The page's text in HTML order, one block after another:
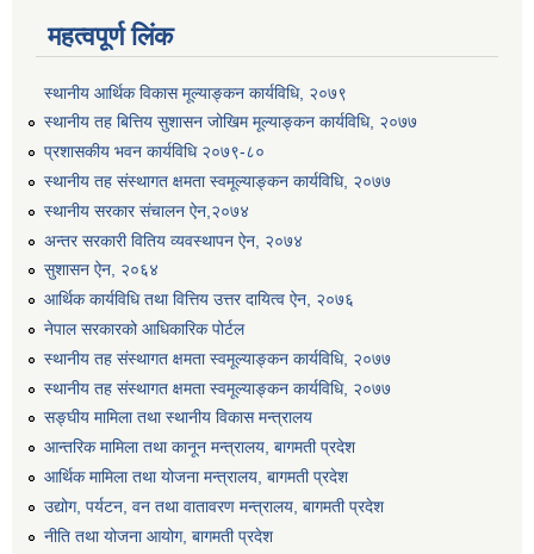
महत्वपूर्ण लिंक
स्थानीय आर्थिक विकास मूल्याङ्कन कार्यविधि, २०७९
स्थानीय तह बित्तिय सुशासन जोखिम मूल्याङ्कन कार्यविधि, २०७७
प्रशासकीय भवन कार्यविधि २०७९-८०
स्थानीय तह संस्थागत क्षमता स्वमूल्याङ्कन कार्यविधि, २०७७
स्थानीय सरकार संचालन ऐन,२०७४
अन्तर सरकारी वितिय व्यवस्थापन ऐन, २०७४
सुशासन ऐन, २०६४
आर्थिक कार्यविधि तथा वित्तिय उत्तर दायित्व ऐन, २०७६
नेपाल सरकारको आधिकारिक पोर्टल
स्थानीय तह संस्थागत क्षमता स्वमूल्याङ्कन कार्यविधि, २०७७
स्थानीय तह संस्थागत क्षमता स्वमूल्याङ्कन कार्यविधि, २०७७
सङ्घीय मामिला तथा स्थानीय विकास मन्त्रालय
आन्तरिक मामिला तथा कानून मन्त्रालय, बागमती प्रदेश
आर्थिक मामिला तथा योजना मन्त्रालय, बागमती प्रदेश
उद्योग, पर्यटन, वन तथा वातावरण मन्त्रालय, बागमती प्रदेश
नीति तथा योजना आयोग, बागमती प्रदेश